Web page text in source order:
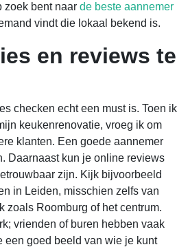
zoek bent naar de beste aannemer
vindt die lokaal bekend is.
en reviews te
checken echt een must is. Toen ik
keukenrenovatie, vroeg ik om
klanten. Een goede aannemer
Daarnaast kun je online reviews
zijn. Kijk bijvoorbeeld
in Leiden, misschien zelfs van
zoals Roomburg of het centrum.
vrienden of buren hebben vaak
een goed beeld van wie je kunt